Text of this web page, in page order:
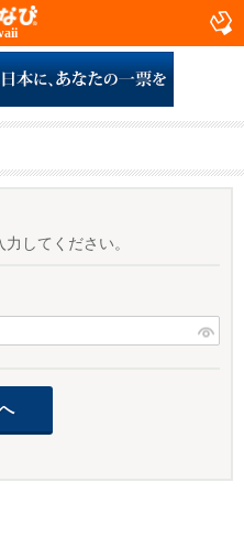
してください。